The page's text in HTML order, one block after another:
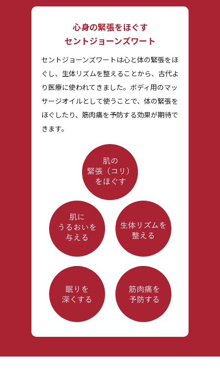
心身の緊張をほぐす
セントジョーンズワート
セントジョーンズワートは心と体の緊張をほ
ぐし、生体リズムを整えることから、古代よ
り医療に使われてきました。ボディ用のマッ
サージオイルとして使うことで、体の緊張を
ほぐしたり、筋肉痛を予防する効果が期待で
きます。